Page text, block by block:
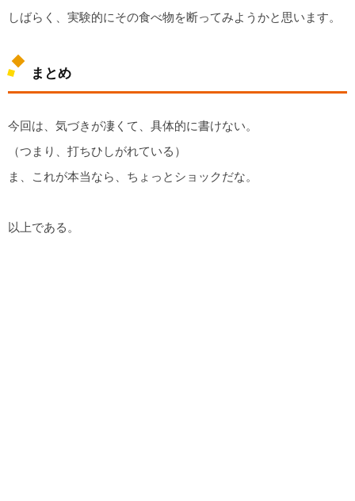
しばらく、実験的にその食べ物を断ってみようかと思います。
まとめ
今回は、気づきが凄くて、具体的に書けない。
（つまり、打ちひしがれている）
ま、これが本当なら、ちょっとショックだな。
以上である。